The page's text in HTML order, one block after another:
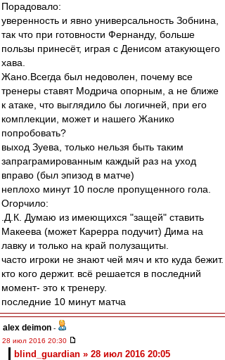
Порадовало:
уверенность и явно универсальность Зобнина,
так что при готовности Фернанду, больше
пользы принесёт, играя с Денисом атакующего
хава.
Жано.Всегда был недоволен, почему все
тренеры ставят Модрича опорным, а не ближе
к атаке, что выглядило бы логичней, при его
комплекции, может и нашего Жанико
попробовать?
выход Зуева, только нельзя быть таким
запраграмированным каждый раз на уход
вправо (был эпизод в матче)
неплохо минут 10 после пропущенного гола.
Огорчило:
.Д.К. Думаю из имеющихся "защей" ставить
Макеева (может Карерра подучит) Дима на
лавку и только на край полузащиты.
часто игроки не знают чей мяч и кто куда бежит.
кто кого держит. всё решается в последний
момент- это к тренеру.
последние 10 минут матча
alex deimon -
28 июл 2016 20:30
blind_guardian » 28 июл 2016 20:05